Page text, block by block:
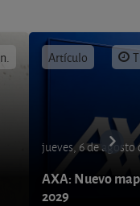
Artículo
jueves, 6 de agosto
AXA: Nuevo
2029